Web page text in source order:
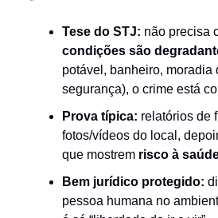
Tese do STJ: não precisa
condições são
potável, banheiro, moradia
segurança), o crime está
Prova típica: relatórios de
fotos/vídeos do local,
que mostrem risco à
Bem jurídico protegido:
pessoa humana no